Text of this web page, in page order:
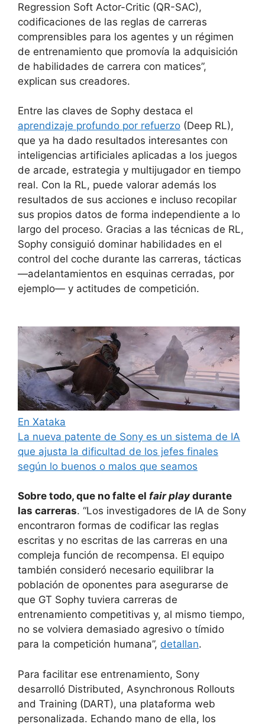
Regression Soft Actor-Critic (QR-SAC),
codificaciones de las reglas de carreras
comprensibles para los agentes y un régimen
de entrenamiento que promovía la adquisición
de habilidades de carrera con matices”,
explican sus creadores.
Entre las claves de Sophy destaca el
aprendizaje profundo por refuerzo (Deep RL),
que ya ha dado resultados interesantes con
inteligencias artificiales aplicadas a los juegos
de arcade, estrategia y multijugador en tiempo
real. Con la RL, puede valorar además los
resultados de sus acciones e incluso recopilar
sus propios datos de forma independiente a lo
largo del proceso. Gracias a las técnicas de RL,
Sophy consiguió dominar habilidades en el
control del coche durante las carreras, tácticas
—adelantamientos en esquinas cerradas, por
ejemplo— y actitudes de competición.
En Xataka
La nueva patente de Sony es un sistema de IA
que ajusta la dificultad de los jefes finales
según lo buenos o malos que seamos
Sobre todo, que no falte el fair playdurante
las carreras. “Los investigadores de IA de Sony
encontraron formas de codificar las reglas
escritas y no escritas de las carreras en una
compleja función de recompensa. El equipo
también consideró necesario equilibrar la
población de oponentes para asegurarse de
que GT Sophy tuviera carreras de
entrenamiento competitivas y, al mismo tiempo,
no se volviera demasiado agresivo o tímido
para la competición humana”, detallan.
Para facilitar ese entrenamiento, Sony
desarrolló Distributed, Asynchronous Rollouts
and Training (DART), una plataforma web
personalizada. Echando mano de ella, los